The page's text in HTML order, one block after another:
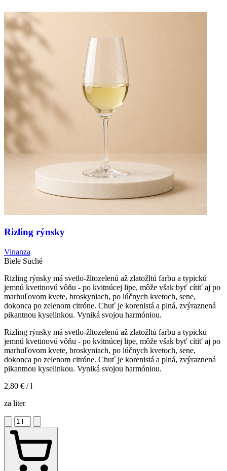
Rizling rýnsky
Vinanza
Biele Suché
Rizling rýnsky má svetlo-žltozelenú až zlatožltú farbu a typickú
jemnú kvetinovú vôňu - po kvitnúcej lipe, môže však byť cítiť aj po
marhuľovom kvete, broskyniach, po lúčnych kvetoch, sene,
dokonca po zelenom citróne. Chuť je korenistá a plná, zvýraznená
pikantnou kyselinkou. Vyniká svojou harmóniou.
Rizling rýnsky má svetlo-žltozelenú až zlatožltú farbu a typickú
jemnú kvetinovú vôňu - po kvitnúcej lipe, môže však byť cítiť aj po
marhuľovom kvete, broskyniach, po lúčnych kvetoch, sene,
dokonca po zelenom citróne. Chuť je korenistá a plná, zvýraznená
pikantnou kyselinkou. Vyniká svojou harmóniou.
2,80 € / l
za liter